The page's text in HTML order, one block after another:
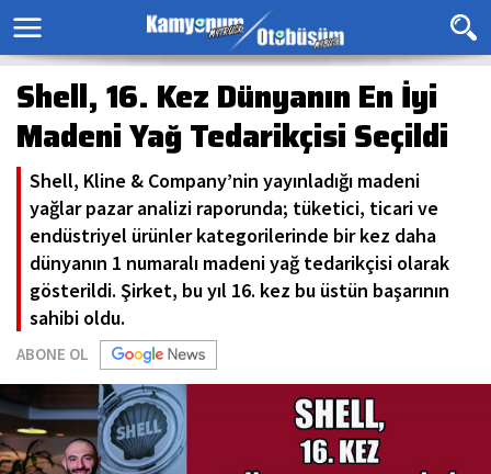
Shell, 16. Kez Dünyanın En İyi
Madeni Yağ Tedarikçisi Seçildi
Shell, Kline & Company’nin yayınladığı madeni
yağlar pazar analizi raporunda; tüketici, ticari ve
endüstriyel ürünler kategorilerinde bir kez daha
dünyanın 1 numaralı madeni yağ tedarikçisi olarak
gösterildi. Şirket, bu yıl 16. kez bu üstün başarının
sahibi oldu.
ABONE OL